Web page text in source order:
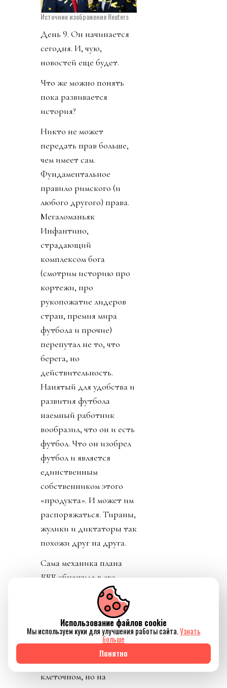
Источник изображения Reuters
День 9. Он начинается
сегодня. И, чую,
новостей еще будет.
Что же можно понять
пока развивается
история?
Никто не может
передать прав больше,
чем имеет сам.
Фундаментальное
правило римского (и
любого другого) права.
Мегаломаньяк
Инфантино,
страдающий
комплексом бога
(смотрим историю про
кортежи, про
рукопожатие лидеров
стран, премия мира
футбола и прочие)
перепутал не то, что
берега, но
действительность.
Нанятый для удобства и
развития футбола
наемный работник
вообразил, что он и есть
футбол. Что он изобрел
футбол и является
единственным
собственником этого
«продукта». И может им
распоряжаться. Тираны,
жулики и диктаторы так
похожи друг на друга.
Сама механика плана
FFE обнажила в его
авторах классический
авантюризм, наглость,
хамство,
беспринципность и
коррумпированность
(разложение) не на
клеточном, но на
Использование файлов cookie
Мы используем куки для улучшения работы сайта.Узнать
больше
Понятно